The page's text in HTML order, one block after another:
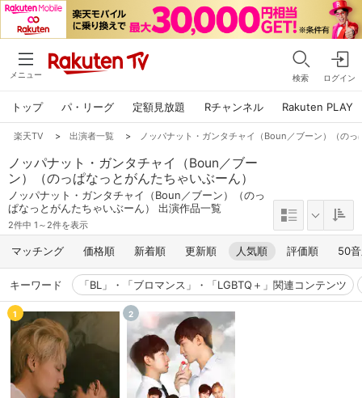
メニュー 検索 ログイン
トップ パ・リーグ 定額見放題 Rチャンネル Rakuten PLAY
楽天TV > 出演者一覧 > ノッパナット・ガンタチャイ（Boun／ブーン）（の
ノッパナット・ガンタチャイ（Boun／ブー
ン）（のっぱなっとがんたちゃいぶーん）
ノッパナット・ガンタチャイ（Boun／ブーン）（のっ
ぱなっとがんたちゃいぶーん） 出演作品一覧
2件中 1～2件を表示
マッチング 価格順 新着順 更新順 人気順 評価順 50
キーワード 「BL」・「ブロマンス」・「LGBTQ＋」関連コンテンツ
1 2